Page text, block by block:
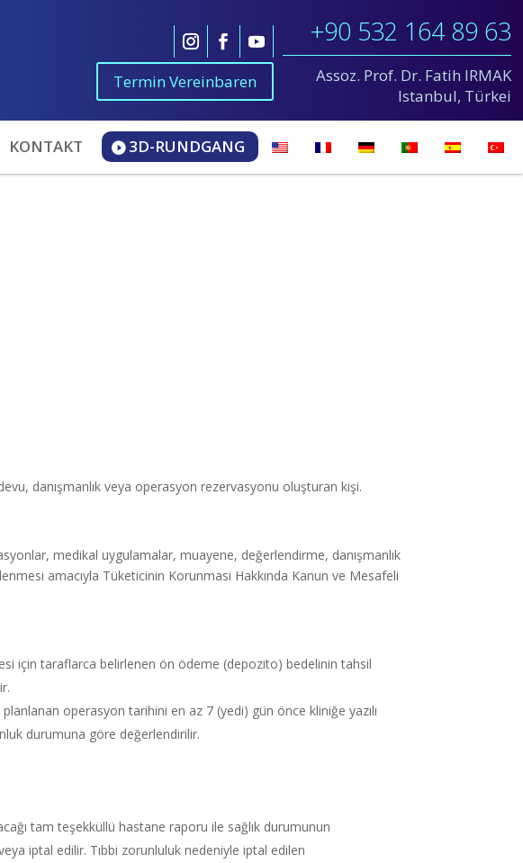
Termin Vereinbaren
+90 532 164 89 63
Assoz. Prof. Dr. Fatih IRMAK
Istanbul, Türkei
KONTAKT 3D-RUNDGANG
danışmanlık veya operasyon rezervasyonu oluşturan kişi.
medikal uygulamalar, muayene, değerlendirme, danışmanlık
amacıyla Tüketicinin Korunması Hakkında Kanun ve Mesafeli
için taraflarca belirlenen ön ödeme (depozito) bedelinin tahsil
operasyon tarihini en az 7 (yedi) gün önce kliniğe yazılı
durumuna göre değerlendirilir.
tam teşekküllü hastane raporu ile sağlık durumunun
iptal edilir. Tıbbi zorunluluk nedeniyle iptal edilen